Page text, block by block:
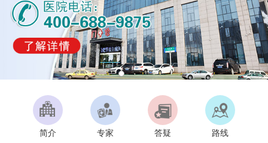
简介 专家 答疑 路线